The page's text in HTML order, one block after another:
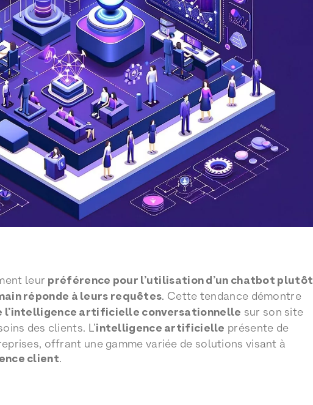
leur préférence pour l’utilisation d’un chatbot plutôt
réponde à leurs requêtes. Cette tendance démontre
l’intelligence artificielle conversationnelle sur son site
des clients. L’intelligence artificielle présente de
offrant une gamme variée de solutions visant à
client.